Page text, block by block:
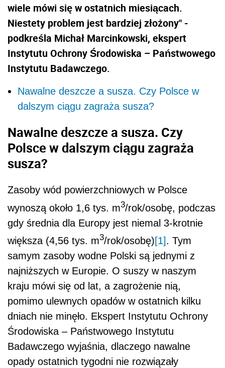
wiele mówi się w ostatnich miesiącach.
Niestety problem jest bardziej złożony" -
podkreśla Michał Marcinkowski, ekspert
Instytutu Ochrony Środowiska – Państwowego
Instytutu Badawczego.
Nawalne deszcze a susza. Czy Polsce w
dalszym ciągu zagraża susza?
Nawalne deszcze a susza. Czy
Polsce w dalszym ciągu zagraża
susza?
Zasoby wód powierzchniowych w Polsce
wynoszą około 1,6 tys. m3/rok/osobę, podczas
gdy średnia dla Europy jest niemal 3-krotnie
większa (4,56 tys. m3/rok/osobę)[1]. Tym
samym zasoby wodne Polski są jednymi z
najniższych w Europie. O suszy w naszym
kraju mówi się od lat, a zagrożenie nią,
pomimo ulewnych opadów w ostatnich kilku
dniach nie minęło. Ekspert Instytutu Ochrony
Środowiska – Państwowego Instytutu
Badawczego wyjaśnia, dlaczego nawalne
opady ostatnich tygodni nie rozwiązały